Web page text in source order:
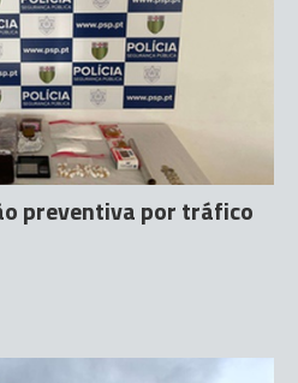
preventiva por tráfico